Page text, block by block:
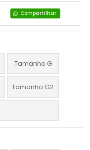
Compartilhar
Tamanho G
Tamanho G2